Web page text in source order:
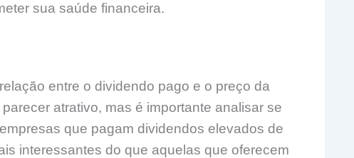
sua saúde financeira.
entre o dividendo pago e o preço da
atrativo, mas é importante analisar se
que pagam dividendos elevados de
interessantes do que aquelas que oferecem